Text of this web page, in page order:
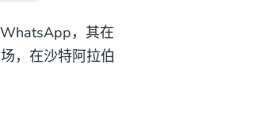
，其在
，在沙特阿拉伯